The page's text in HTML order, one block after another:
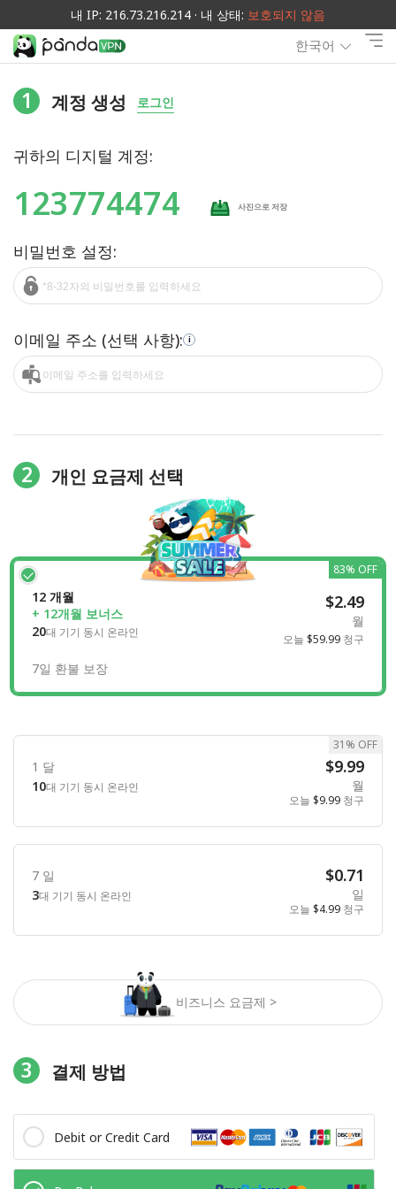
내 IP: 216.73.216.214 · 내 상태: 보호되지 않음
한국어
1 계정 생성 로그인
귀하의 디지털 계정:
123774474 사진으로 저장
비밀번호 설정:
이메일 주소 (선택 사항): i
2 개인 요금제 선택
비즈니스 요금제 >
12 개월
+ 12개월 보너스
20대 기기 동시 온라인
$2.49
월
오늘 $59.99 청구
83% OFF
7일 환불 보장
1 달
10대 기기 동시 온라인
$9.99
월
오늘 $9.99 청구
31% OFF
7 일
3대 기기 동시 온라인
$0.71
일
오늘 $4.99 청구
3 결제 방법
Debit or Credit Card